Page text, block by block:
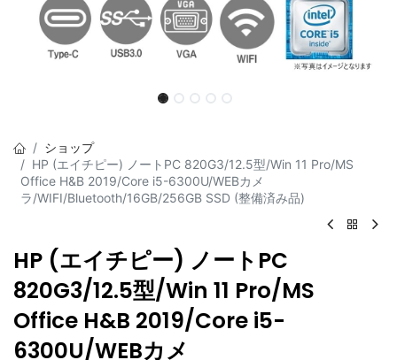
ショップ
HP (エイチピー) ノートPC 820G3/12.5型/Win 11 Pro/MS
Office H&B 2019/Core i5-6300U/WEBカメ
ラ/WIFI/Bluetooth/16GB/256GB SSD (整備済み品)
HP (エイチピー) ノートPC
820G3/12.5型/Win 11 Pro/MS
Office H&B 2019/Core i5-
6300U/WEBカメ